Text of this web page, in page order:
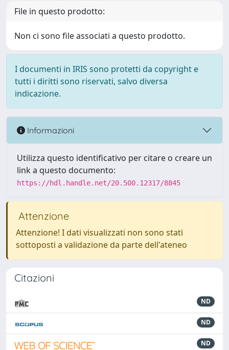
File in questo prodotto:
Non ci sono file associati a questo prodotto.
I documenti in IRIS sono protetti da copyright e
tutti i diritti sono riservati, salvo diversa
indicazione.
Informazioni
Utilizza questo identificativo per citare o creare un
link a questo documento:
https://hdl.handle.net/20.500.12317/8845
Attenzione
Attenzione! I dati visualizzati non sono stati
sottoposti a validazione da parte dell'ateneo
Citazioni
ND
ND
ND